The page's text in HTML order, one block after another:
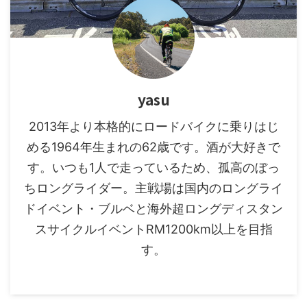
yasu
2013年より本格的にロードバイクに乗りはじ
める1964年生まれの62歳です。酒が大好きで
す。いつも1人で走っているため、孤高のぼっ
ちロングライダー。主戦場は国内のロングライ
ドイベント・ブルベと海外超ロングディスタン
スサイクルイベントRM1200km以上を目指
す。